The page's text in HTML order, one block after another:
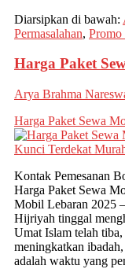
Diarsipkan di bawah:
Permasalahan, Promo
Harga Paket
Arya Brahma
Harga Paket Sewa
Kontak Pemesanan
Harga Paket Sewa
Mobil Lebaran 2025
Hijriyah tinggal
Umat Islam telah
meningkatkan
adalah waktu yang